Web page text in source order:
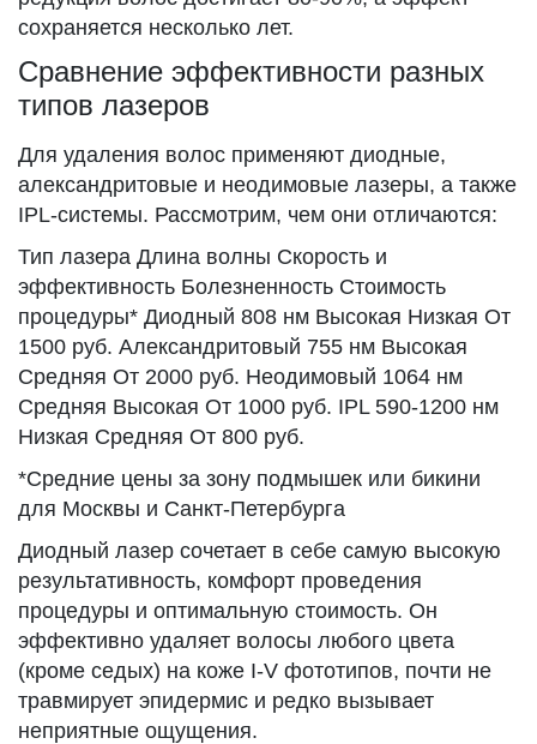
сохраняется несколько лет.
Сравнение эффективности разных
типов лазеров
Для удаления волос применяют диодные,
александритовые и неодимовые лазеры, а также
IPL-системы. Рассмотрим, чем они отличаются:
Тип лазера Длина волны Скорость и
эффективность Болезненность Стоимость
процедуры* Диодный 808 нм Высокая Низкая От
1500 руб. Александритовый 755 нм Высокая
Средняя От 2000 руб. Неодимовый 1064 нм
Средняя Высокая От 1000 руб. IPL 590-1200 нм
Низкая Средняя От 800 руб.
*Средние цены за зону подмышек или бикини
для Москвы и Санкт-Петербурга
Диодный лазер сочетает в себе самую высокую
результативность, комфорт проведения
процедуры и оптимальную стоимость. Он
эффективно удаляет волосы любого цвета
(кроме седых) на коже I-V фототипов, почти не
травмирует эпидермис и редко вызывает
неприятные ощущения.